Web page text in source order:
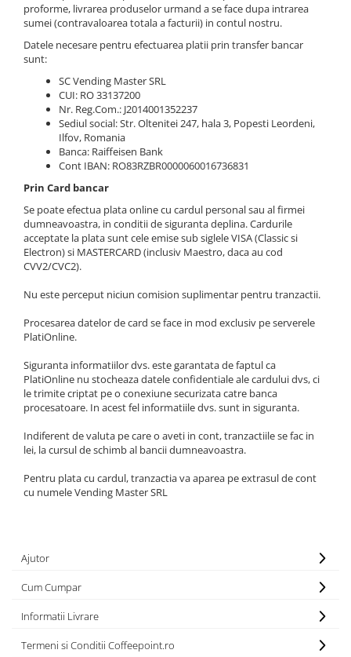
Cafea boabe Vergnano
Cafea boabe Segafredo
Cafea boabe Julius Meinl
Cafea boabe 1kg
Cafea boabe verde
Alte branduri cafea
Cafea de specialitate
Cafea proaspat prajita
Cafea Etiopia
Cafea Columbia
Cafea Brazilia
Cafea Guatemala
Cafea Costa Rica
Cafea Rwanda
Cafea Instant
Cafea macinata
Sistem de zahar si paleta
Tastaturi si butoane
proforme, livrarea produselor urmand a se face dupa intrarea
sumei (contravaloarea totala a facturii) in contul nostru.
Datele necesare pentru efectuarea platii prin transfer bancar
sunt:
SC Vending Master SRL
CUI: RO 33137200
Nr. Reg.Com.: J2014001352237
Sediul social: Str. Oltenitei 247, hala 3, Popesti Leordeni,
Ilfov, Romania
Banca: Raiffeisen Bank
Cont IBAN: RO83RZBR0000060016736831
Prin Card bancar
Se poate efectua plata online cu cardul personal sau al firmei
dumneavoastra, in conditii de siguranta deplina. Cardurile
acceptate la plata sunt cele emise sub siglele VISA (Classic si
Electron) si MASTERCARD (inclusiv Maestro, daca au cod
CVV2/CVC2).
Nu este perceput niciun comision suplimentar pentru tranzactii.
Procesarea datelor de card se face in mod exclusiv pe serverele
PlatiOnline.
Siguranta informatiilor dvs. este garantata de faptul ca
PlatiOnline nu stocheaza datele confidentiale ale cardului dvs, ci
le trimite criptat pe o conexiune securizata catre banca
procesatoare. In acest fel informatiile dvs. sunt in siguranta.
Indiferent de valuta pe care o aveti in cont, tranzactiile se fac in
lei, la cursul de schimb al bancii dumneavoastra.
Pentru plata cu cardul, tranzactia va aparea pe extrasul de cont
cu numele Vending Master SRL
Ajutor
Cum Cumpar
Informatii Livrare
Termeni si Conditii Coffeepoint.ro